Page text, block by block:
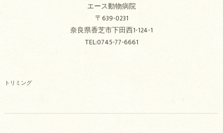
エース動物病院
〒639-0231
奈良県香芝市下田西1-124-1
TEL:0745-77-6661
トリミング